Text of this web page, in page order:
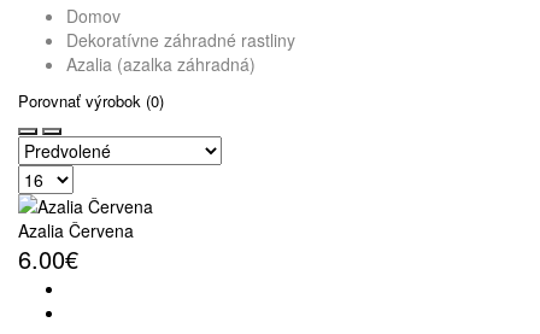
Domov
Dekoratívne záhradné rastliny
Azalia (azalka záhradná)
Porovnať výrobok (0)
Azalia Červena
6.00€